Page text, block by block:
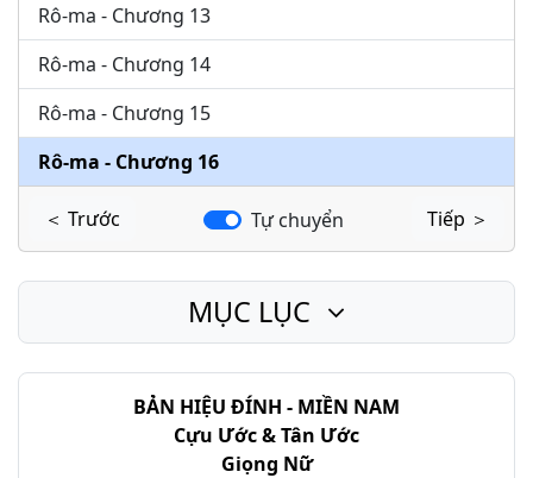
Rô-ma - Chương 13
Rô-ma - Chương 14
Rô-ma - Chương 15
Rô-ma - Chương 16
＜ Trước Tự chuyển Tiếp ＞
BẢN HIỆU ĐÍNH - MIỀN NAM
Cựu Ước & Tân Ước
Giọng Nữ
MỤC LỤC